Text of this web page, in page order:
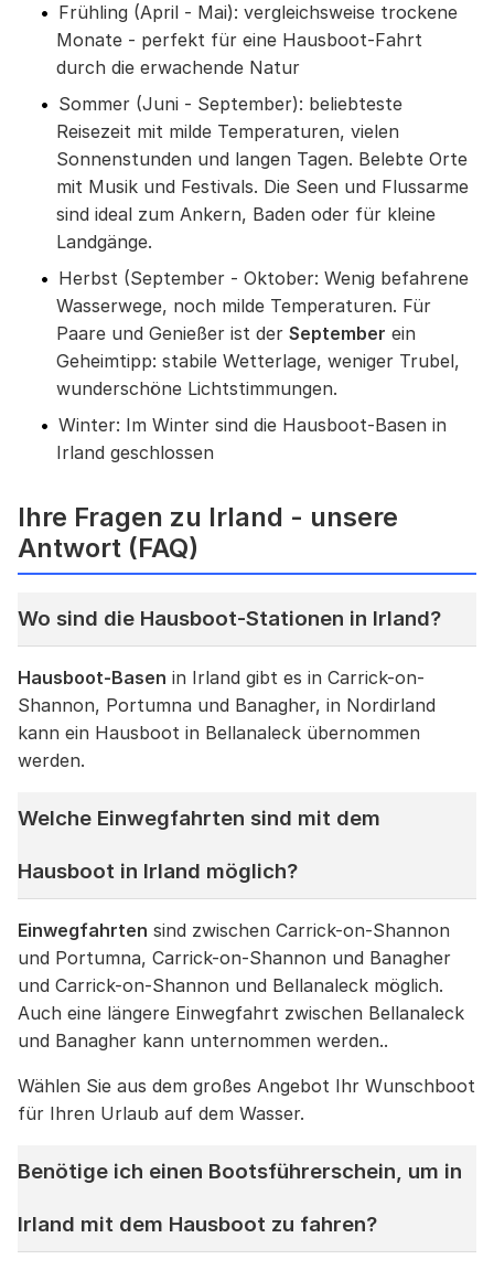
Frühling (April - Mai): vergleichsweise trockene
Monate - perfekt für eine Hausboot-Fahrt
durch die erwachende Natur
Sommer (Juni - September): beliebteste
Reisezeit mit milde Temperaturen, vielen
Sonnenstunden und langen Tagen. Belebte Orte
mit Musik und Festivals. Die Seen und Flussarme
sind ideal zum Ankern, Baden oder für kleine
Landgänge.
Herbst (September - Oktober: Wenig befahrene
Wasserwege, noch milde Temperaturen. Für
Paare und Genießer ist der September ein
Geheimtipp: stabile Wetterlage, weniger Trubel,
wunderschöne Lichtstimmungen.
Winter: Im Winter sind die Hausboot-Basen in
Irland geschlossen
Ihre Fragen zu Irland - unsere
Antwort (FAQ)
Wo sind die Hausboot-Stationen in Irland?
Hausboot-Basen in Irland gibt es in Carrick-on-
Shannon, Portumna und Banagher, in Nordirland
kann ein Hausboot in Bellanaleck übernommen
werden.
Welche Einwegfahrten sind mit dem
Hausboot in Irland möglich?
Einwegfahrten sind zwischen Carrick-on-Shannon
und Portumna, Carrick-on-Shannon und Banagher
und Carrick-on-Shannon und Bellanaleck möglich.
Auch eine längere Einwegfahrt zwischen Bellanaleck
und Banagher kann unternommen werden..
Wählen Sie aus dem großes Angebot Ihr Wunschboot
für Ihren Urlaub auf dem Wasser.
Benötige ich einen Bootsführerschein, um in
Irland mit dem Hausboot zu fahren?